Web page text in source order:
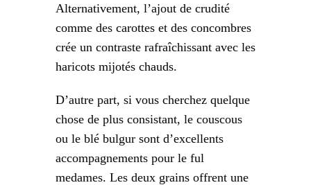
Alternativement, l’ajout de crudité
comme des carottes et des concombres
crée un contraste rafraîchissant avec les
haricots mijotés chauds.
D’autre part, si vous cherchez quelque
chose de plus consistant, le couscous
ou le blé bulgur sont d’excellents
accompagnements pour le ful
medames. Les deux grains offrent une